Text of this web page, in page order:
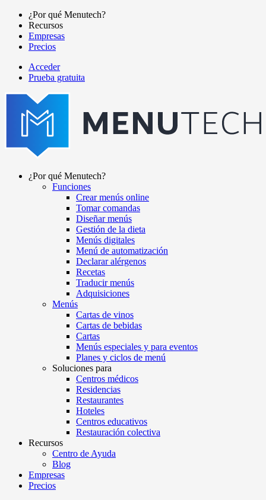
Pasar
contenido
principal
Main
navigation
¿Por qué Menutech?
Recursos
Empresas
Precios
menutech
navigation
Acceder
Prueba gratuita
navigation
¿Por qué Menutech?
Funciones
Crear menús online
Tomar comandas
Diseñar menús
Gestión de la dieta
Menús digitales
Menú de automatización
Declarar alérgenos
Recetas
Traducir menús
Adquisiciones
Menús
Cartas de vinos
Cartas de bebidas
Cartas
Menús especiales y para eventos
Planes y ciclos de menú
Soluciones para
Centros médicos
Residencias
Restaurantes
Hoteles
Centros educativos
Restauración colectiva
Recursos
Centro de Ayuda
Blog
Empresas
Precios